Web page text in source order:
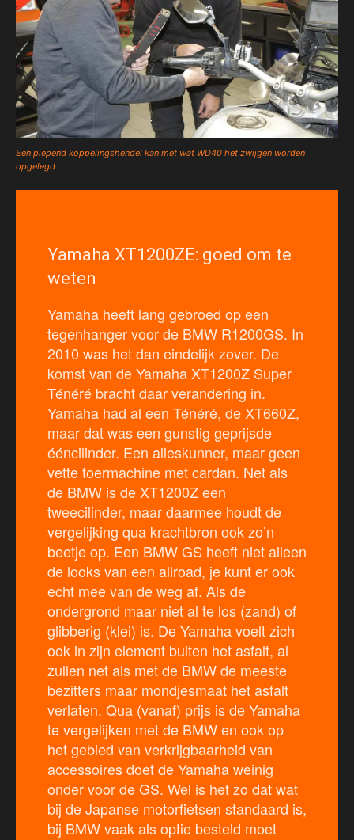
Een piepend koppelingshendel kan met wat WD40 het zwijgen worden
opgelegd.
Yamaha XT1200ZE: goed om te
weten
Yamaha heeft lang gebroed op een
tegenhanger voor de BMW R1200GS. In
2010 was het dan eindelijk zover. De
komst van de Yamaha XT1200Z Super
Ténéré bracht daar verandering in.
Yamaha had al een Ténéré, de XT660Z,
maar dat was een gunstig geprijsde
ééncilinder. Een alleskunner, maar geen
vette toermachine met cardan. Net als
de BMW is de XT1200Z een
tweecilinder, maar daarmee houdt de
vergelijking qua krachtbron ook zo’n
beetje op. Een BMW GS heeft niet alleen
de looks van een allroad, je kunt er ook
echt mee van de weg af. Als de
ondergrond maar niet al te los (zand) of
glibberig (klei) is. De Yamaha voelt zich
ook in zijn element buiten het asfalt, al
zullen net als met de BMW de meeste
bezitters maar mondjesmaat het asfalt
verlaten. Qua (vanaf) prijs is de Yamaha
te vergelijken met de BMW en ook op
het gebied van verkrijgbaarheid van
accessoires doet de Yamaha weinig
onder voor de GS. Wel is het zo dat wat
bij de Japanse motorfietsen standaard is,
bij BMW vaak als optie besteld moet